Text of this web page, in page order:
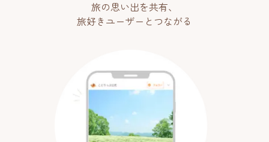
旅の思い出を共有、
旅好きユーザーとつながる